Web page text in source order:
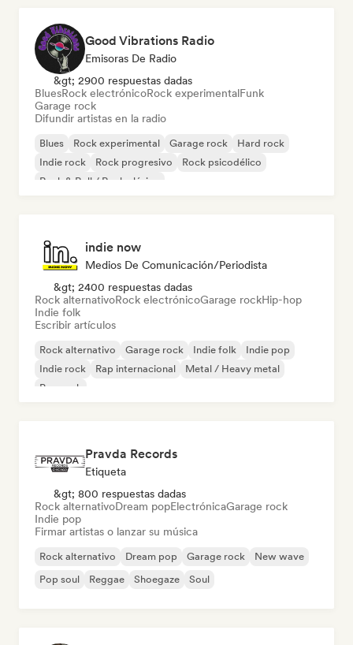
Good Vibrations Radio
Emisoras De Radio
&gt; 2900 respuestas dadas
BluesRock electrónicoRock experimentalFunk
Garage rock
Difundir artistas en la radio
Blues Rock experimental Garage rock
Hard rock
Indie rock
Rock progresivo
Rock psicodélico
Rock & Roll / Rock clásico
indie now
Medios De Comunicación/Periodista
&gt; 2400 respuestas dadas
Rock alternativoRock electrónicoGarage rockHip-hop
Indie folk
Escribir artículos
Rock alternativo Garage rock Indie folk
Indie pop
Indie rock
Rap internacional
Metal / Heavy metal
Pop rock
Pravda Records
Etiqueta
&gt; 800 respuestas dadas
Rock alternativoDream popElectrónicaGarage rock
Indie pop
Firmar artistas o lanzar su música
Rock alternativo Dream pop Garage rock
New wave
Pop soul
Reggae Shoegaze Soul